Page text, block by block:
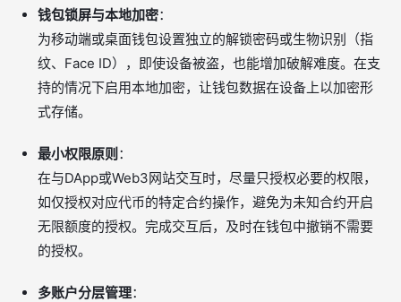
钱包锁屏与本地加密：
为移动端或桌面钱包设置独立的解锁密码或生物识别（指
纹、Face ID），即使设备被盗，也能增加破解难度。在支
持的情况下启用本地加密，让钱包数据在设备上以加密形
式存储。
最小权限原则 ：
在与DApp或Web3网站交互时，尽量只授权必要的权限，
如仅授权对应代币的特定合约操作，避免为未知合约开启
无限额度的授权。完成交互后，及时在钱包中撤销不需要
的授权。
多账户分层管理：